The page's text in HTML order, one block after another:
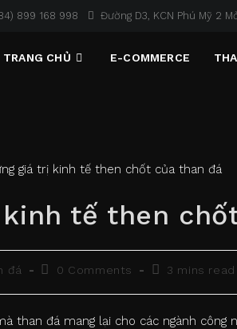
899 168 998 Đường D3, KCN Phú Mỹ 2
TRANG CHỦ E-COMMERCE
tế then
đá
Post0 Comments
Reading
3 mins read
than đá mang lại cho các ngành công